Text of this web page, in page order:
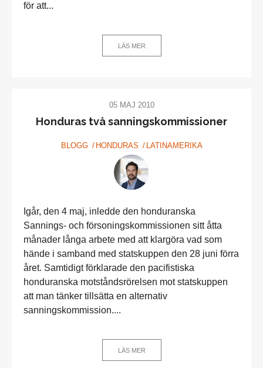
för att...
LÄS MER
05 MAJ 2010
Honduras två sanningskommissioner
BLOGG HONDURAS LATINAMERIKA
Igår, den 4 maj, inledde den honduranska
Sannings- och försoningskommissionen sitt åtta
månader långa arbete med att klargöra vad som
hände i samband med statskuppen den 28 juni förra
året. Samtidigt förklarade den pacifistiska
honduranska motståndsrörelsen mot statskuppen
att man tänker tillsätta en alternativ
sanningskommission....
LÄS MER